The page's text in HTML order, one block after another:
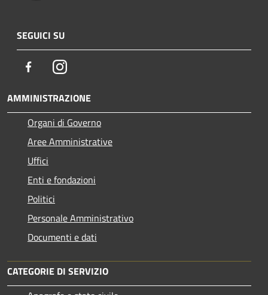
SEGUICI SU
FacebookInstagram
AMMINISTRAZIONE
Organi di Governo
Aree Amministrative
Uffici
Enti e fondazioni
Politici
Personale Amministrativo
Documenti e dati
CATEGORIE DI SERVIZIO